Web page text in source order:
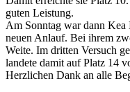
guten Leistung.
Am Sonntag war dann
neuen Anlauf. Bei ihrem
Weite. Im dritten Versuch
landete damit auf Platz 14
Herzlichen Dank an alle